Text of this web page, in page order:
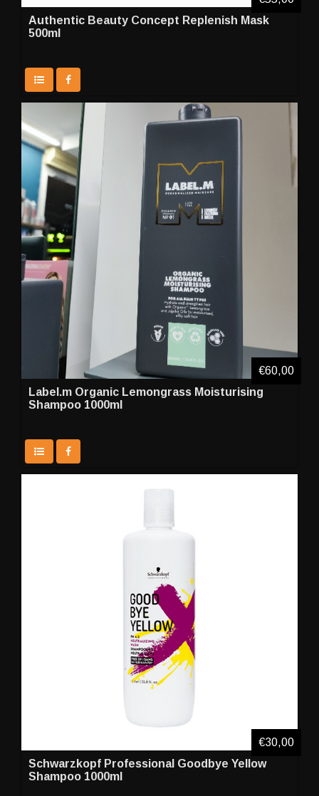
Authentic Beauty Concept Replenish Mask
500ml
Label.m Organic Lemongrass Moisturising
Shampoo 1000ml
€60,00
Schwarzkopf Professional Goodbye Yellow
Shampoo 1000ml
€30,00